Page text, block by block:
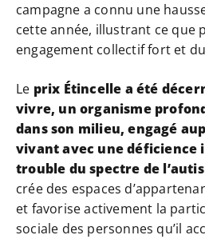
campagne a connu une
cette année, illustrant ce que
engagement collectif fort et
Le prix Étincelle a été
vivre, un organisme
dans son milieu, engagé
vivant avec une déficience
trouble du spectre de
crée des espaces
et favorise activement la
sociale des personnes qu’il